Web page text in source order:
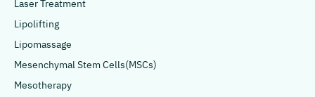
Laser Treatment
Lipolifting
Lipomassage
Mesenchymal Stem Cells(MSCs)
Mesotherapy